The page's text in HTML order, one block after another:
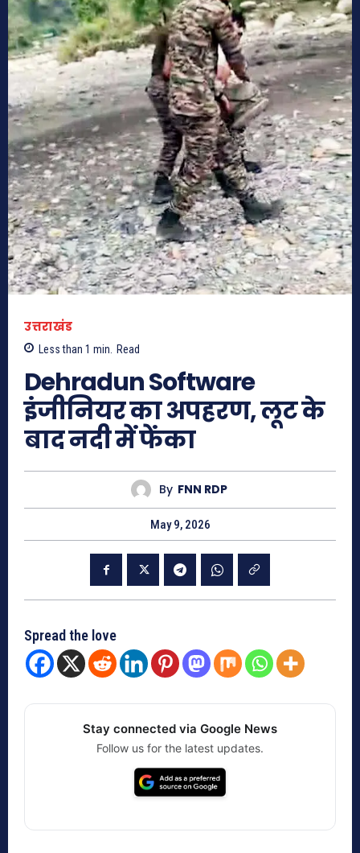
उत्तराखंड
Less than 1 min. Read
Dehradun Software
इंजीनियर का अपहरण, लूट के
बाद नदी में फेंका
By FNN RDP
May 9, 2026
Spread the love
Stay connected via Google News
Follow us for the latest updates.